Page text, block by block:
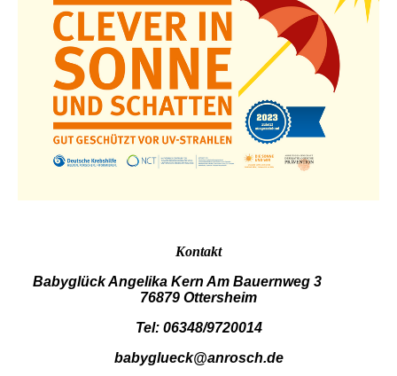
Kontakt
Babyglück Angelika Kern Am Bauernweg 3
76879 Ottersheim
Tel: 06348/9720014
babyglueck@anrosch.de